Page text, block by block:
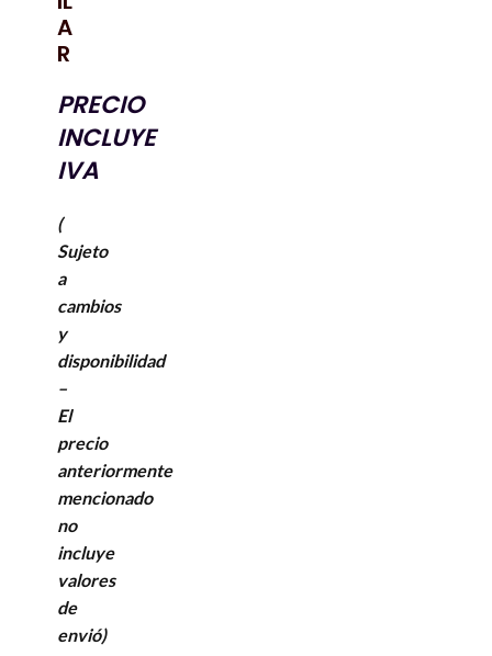
A
R
PRECIO
INCLUYE
IVA
(
Sujeto
a
cambios
y
disponibilidad
–
El
precio
anteriormente
mencionado
no
incluye
valores
de
envió)